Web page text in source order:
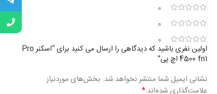
0
0
0
اولین نفری باشید که دیدگاهی را ارسال می کنید برای “اسکنر Pro
4500 fn1 اچ پی”
نشانی ایمیل شما منتشر نخواهد شد. بخش‌های موردنیاز
علامت‌گذاری شده‌اند *